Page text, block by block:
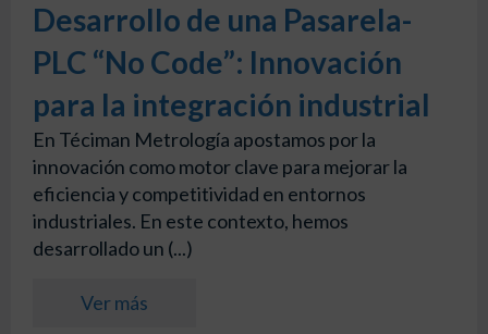
Desarrollo de una Pasarela-
PLC “No Code”: Innovación
para la integración industrial
En Téciman Metrología apostamos por la
innovación como motor clave para mejorar la
eficiencia y competitividad en entornos
industriales. En este contexto, hemos
desarrollado un (...)
Ver más